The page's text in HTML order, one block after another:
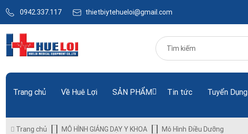
0942.337.117 thietbiytehueloi@gmail.com
Trang chủ Về Huê Lợi SẢN PHẨM Tin tức Tuyển Dụng
Trang chủ MÔ HÌNH GIẢNG DẠY Y KHOA Mô Hình Điều Dưỡng